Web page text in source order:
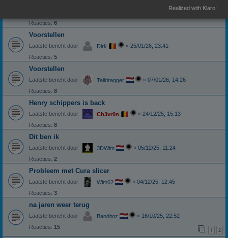
05/02/26, 12:14
Reacties: 6
Voorstellen
Laatste bericht door Dirk « 25/01/26, 23:41
Reacties: 5
Voorstellen
Laatste bericht door Taildragger « 07/01/26, 14:26
Reacties: 8
Henry schippers is back
Laatste bericht door Ch3vr0n « 24/12/25, 15:13
Reacties: 8
Dit ben ik
Laatste bericht door 3DWim « 05/12/25, 11:24
Reacties: 2
Probleem met Cura slicer
Laatste bericht door Wim62 « 04/12/25, 12:45
Reacties: 3
na jaren weer terug
Laatste bericht door Banditoz « 16/10/25, 22:52
Reacties: 15 1 2
Realized with Klaro!